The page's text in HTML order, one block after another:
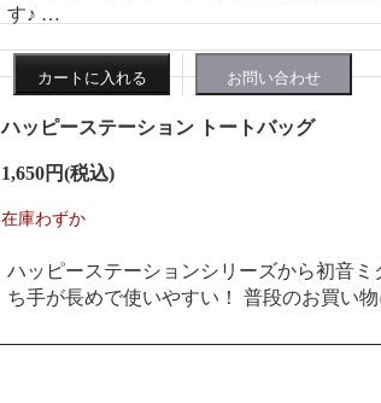
す♪ …
ハッピーステーション トートバッグ
1,650円(税込)
在庫わずか
ハッピーステーションシリーズから初音
ち手が長めで使いやすい！ 普段のお買い物